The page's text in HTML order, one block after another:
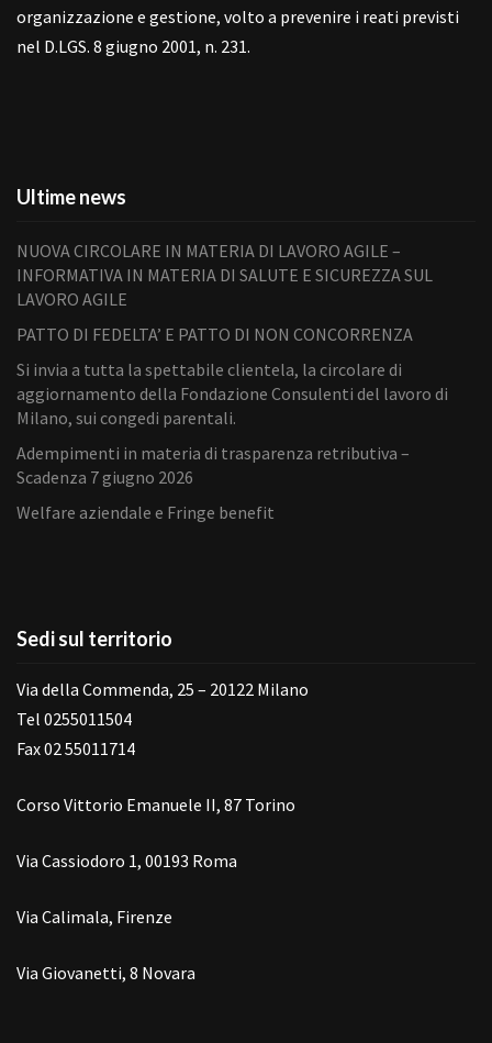
organizzazione e gestione, volto a prevenire i reati previsti
nel D.LGS. 8 giugno 2001, n. 231.
Ultime news
NUOVA CIRCOLARE IN MATERIA DI LAVORO AGILE –
INFORMATIVA IN MATERIA DI SALUTE E SICUREZZA SUL
LAVORO AGILE
PATTO DI FEDELTA’ E PATTO DI NON CONCORRENZA
Si invia a tutta la spettabile clientela, la circolare di
aggiornamento della Fondazione Consulenti del lavoro di
Milano, sui congedi parentali.
Adempimenti in materia di trasparenza retributiva –
Scadenza 7 giugno 2026
Welfare aziendale e Fringe benefit
Sedi sul territorio
Via della Commenda, 25 – 20122 Milano
Tel 0255011504
Fax 02 55011714
Corso Vittorio Emanuele II, 87 Torino
Via Cassiodoro 1, 00193 Roma
Via Calimala, Firenze
Via Giovanetti, 8 Novara